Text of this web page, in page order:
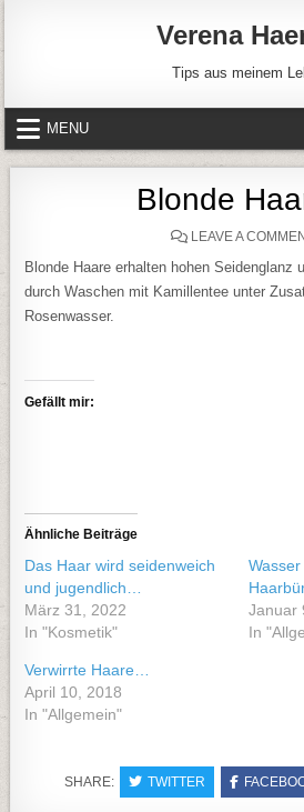
Verena
Tips aus meinem
MENU
Blonde
LEAVE A
Blonde Haare erhalten hohen Seidenglanz
durch Waschen mit Kamillentee unter
Rosenwasser.
Gefällt mir:
Ähnliche Beiträge
Das Haar wird seidenweich
und jugendlich…
März 31, 2022
In "Kosmetik"
Januar
In
Verwirrte Haare…
April 10, 2018
In "Allgemein"
SHARE: TWITTER